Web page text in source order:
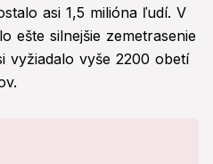
asi 1,5 milióna ľudí. V
ešte silnejšie zemetrasenie
vyžiadalo vyše 2200 obetí